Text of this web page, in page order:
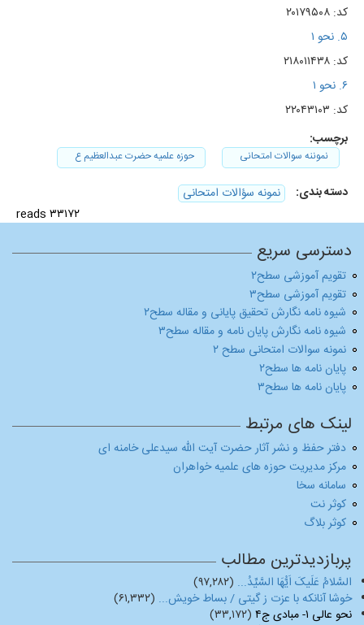
کد: ۲۰۱۷۹۵۰۸
کد: ۲۱۸۰۱۱۴۳۸
کد: ۲۲۰۴۳۱۰۳
برچسب:
نموننه سوالات امتحانی حوزه علمیه حضرت عبدالعظیم ع
دسته بندی:
نمونه سؤالات امتحانی
۳۳۱۷۲ reads
دسترسی سریع
تقویم آموزشی سطح۲
تقویم آموزشی سطح۳
شیوه نامه نگارش تحقیق پایانی و مقاله سطح۲
شیوه نامه نگارش پایان نامه و مقاله سطح۳
نمونه سوالات امتحانی سطح ۲
پایان نامه ها سطح۲
پایان نامه ها سطح۳
لینک های مرتبط
دفتر حفظ و نشر آثار حضرت آیت الله سیدعلی خامنه ای
مرکز مدیریت حوزه های علمیه خواهران
سامانه سخا
کوثر نت
کوثر بلاگ
پربازدیدترین مطالب
السَّلامُ عَلَیکَ اَیُّهَا السَّیِّدُ...(۹۷,۲۸۲)
خوشا آنانکه با عزت ز گیتی / بساط خویش...(۶۱,۳۳۲)
نحو عالی ۱- مبادی ج۴
(۳۳,۱۷۲)